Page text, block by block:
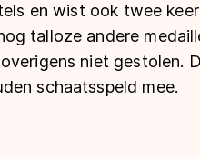
en wist ook twee
talloze andere
niet gestolen.
schaatsspeld mee.